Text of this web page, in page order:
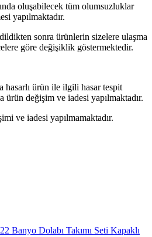
oluşabilecek tüm olumsuzluklar
yapılmaktadır.
sonra ürünlerin sizelere ulaşma
göre değişiklik göstermektedir.
hasarlı ürün ile ilgili hasar tespit
ürün değişim ve iadesi yapılmaktadır.
ve iadesi yapılmamaktadır.
Banyo Dolabı Takımı Seti Kapaklı